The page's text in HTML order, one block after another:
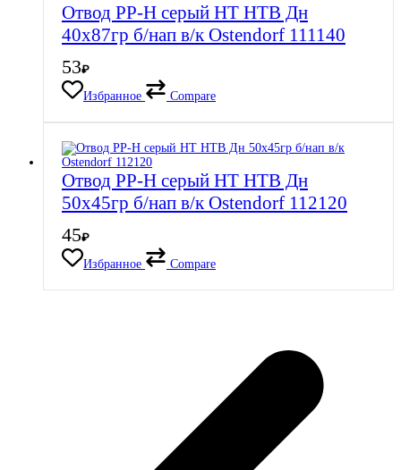
Отвод PP-H серый HT HTB Дн
40х87гр б/нап в/к Ostendorf 111140
53₽
Избранное
Compare
Отвод PP-H серый HT HTB Дн
50х45гр б/нап в/к Ostendorf 112120
45₽
Избранное
Compare